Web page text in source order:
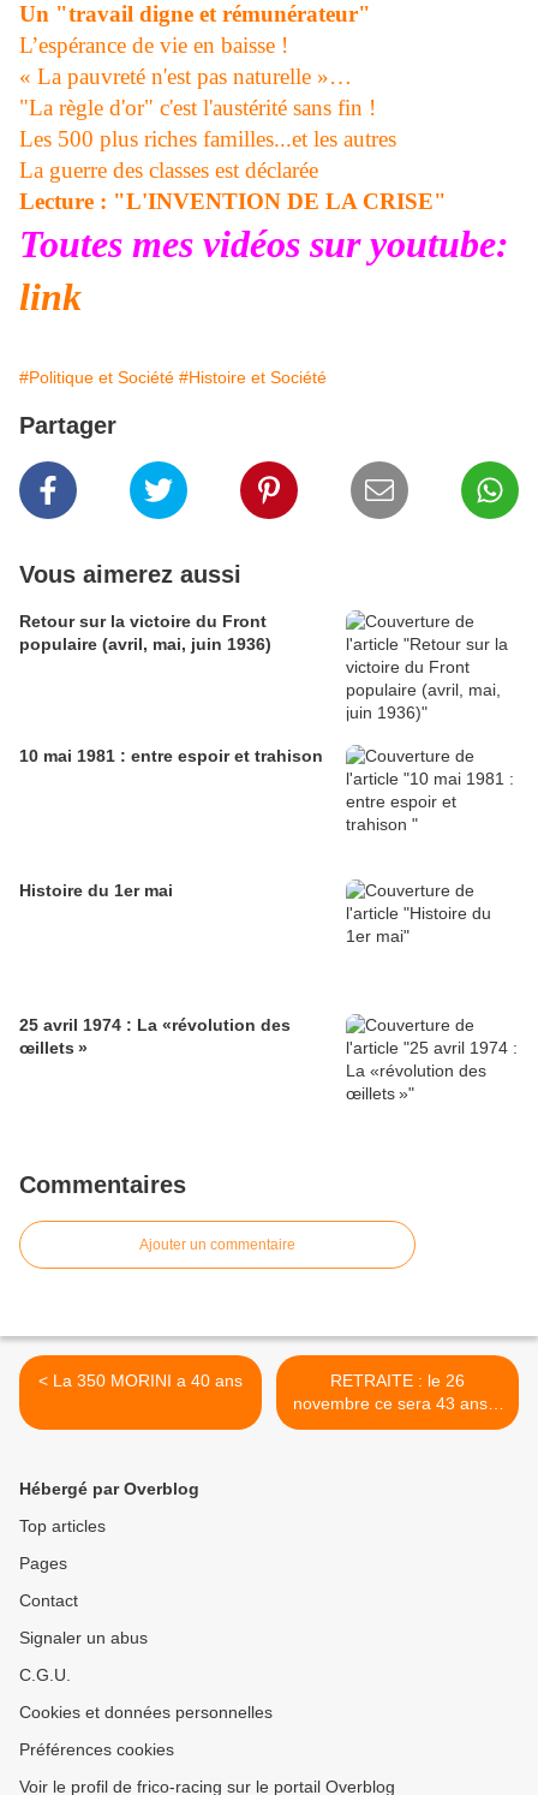
Un "travail digne et rémunérateur"
L’espérance de vie en baisse !
« La pauvreté n'est pas naturelle »…
"La règle d'or" c'est l'austérité sans fin !
Les 500 plus riches familles...et les autres
La guerre des classes est déclarée
Lecture : "L'INVENTION DE LA CRISE"
Toutes mes vidéos sur youtube:
link
#Politique et Société #Histoire et Société
Partager
Vous aimerez aussi
Retour sur la victoire du Front
populaire (avril, mai, juin 1936)
10 mai 1981 : entre espoir et trahison
Histoire du 1er mai
25 avril 1974 : La «révolution des
œillets »
Commentaires
Ajouter un commentaire
< La 350 MORINI a 40 ans
RETRAITE : le 26
novembre ce sera 43 ans ?
>
Hébergé par Overblog
Top articles
Pages
Contact
Signaler un abus
C.G.U.
Cookies et données personnelles
Préférences cookies
Voir le profil de frico-racing sur le portail Overblog